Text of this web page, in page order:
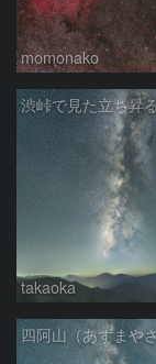
momonako
takaoka